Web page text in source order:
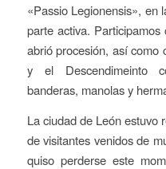
«Passio Legionensis»,
parte activa.
abrió procesión, así como
y el Descendimeinto
banderas, manolas y
La ciudad de León estuvo
de visitantes venidos de
quiso perderse este